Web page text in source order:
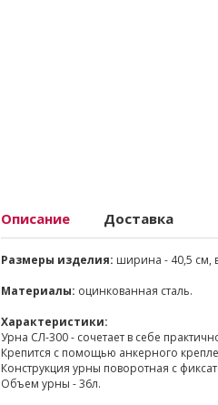
Описание Доставка
Размеры изделия: ширина - 40,5 см,
Материалы: оцинкованная сталь.
Характеристики:
Урна СЛ-300 - сочетает в себе
Крепится с помощью анкерного
Конструкция урны поворотная с
Объем урны - 36л.